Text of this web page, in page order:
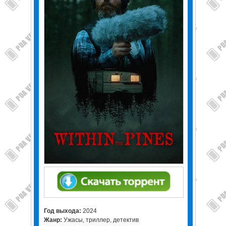
Год выхода: 2024
Жанр: Ужасы, триллер, детектив